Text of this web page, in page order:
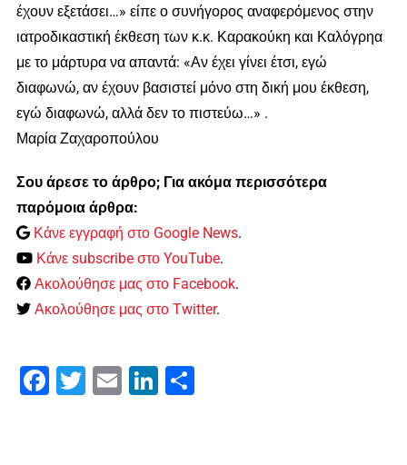
έχουν εξετάσει…» είπε ο συνήγορος αναφερόμενος στην
ιατροδικαστική έκθεση των κ.κ. Καρακούκη και Καλόγρηα
με το μάρτυρα να απαντά: «Αν έχει γίνει έτσι, εγώ
διαφωνώ, αν έχουν βασιστεί μόνο στη δική μου έκθεση,
εγώ διαφωνώ, αλλά δεν το πιστεύω…» .
Μαρία Ζαχαροπούλου
Σου άρεσε το άρθρο; Για ακόμα περισσότερα
παρόμοια άρθρα:
Κάνε εγγραφή στο Google News.
Κάνε subscribe στο YouTube.
Ακολούθησε μας στο Facebook.
Ακολούθησε μας στο Twitter.
Facebook
Twitter Email LinkedIn